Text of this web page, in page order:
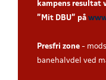
kampens resultat
”Mit DBU” på
Presfri zone -
banehalvdel ved